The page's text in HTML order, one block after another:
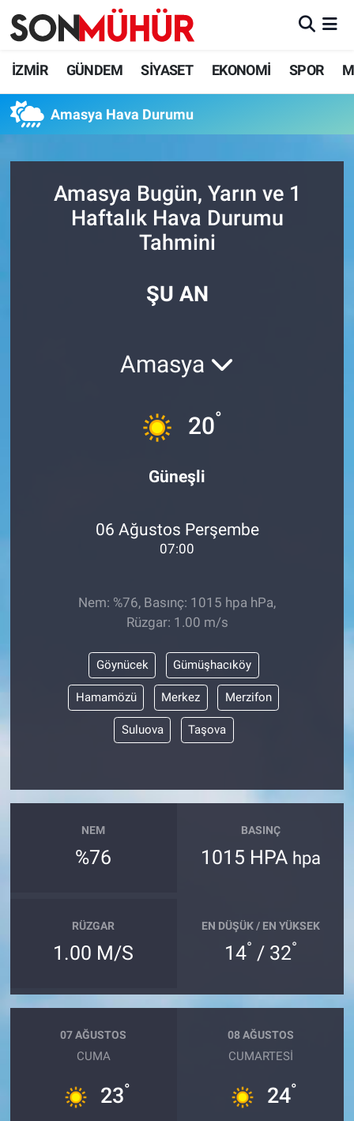
İZMİR GÜNDEM SİYASET EKONOMİ SPOR
Amasya Hava Durumu
Amasya Bugün, Yarın ve 1
Haftalık Hava Durumu
Tahmini
ŞU AN
Amasya
20°
Güneşli
06 Ağustos Perşembe
07:00
Nem: %76, Basınç: 1015 hpa hPa,
Rüzgar: 1.00 m/s
Göynücek Gümüşhacıköy
Hamamözü Merkez Merzifon
Suluova Taşova
NEM
%76
BASINÇ
1015 HPA hpa
RÜZGAR
1.00 M/S
EN DÜŞÜK / EN YÜKSEK
14° / 32°
07 AĞUSTOS
CUMA
23°
08 AĞUSTOS
CUMARTESI
24°
İzmir Nöbetçi Eczaneler
İzmir Trafik Yoğunluk Haritası
Süper Lig Puan Durumu ve Fikstür
Son Dakika Haberleri